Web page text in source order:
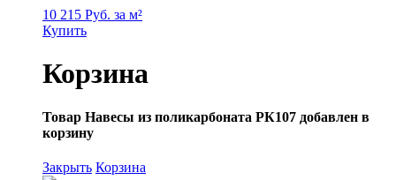
10 215 Руб. за м²
Купить
Корзина
Товар Навесы из поликарбоната РК107 добавлен в
корзину
Закрыть Корзина